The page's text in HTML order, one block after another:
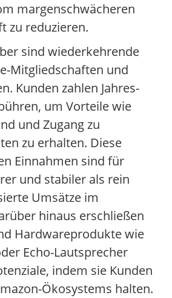
margenschwächeren
zu reduzieren.
sind wiederkehrende
Mitgliedschaften und
Kunden zahlen Jahres-
um Vorteile wie
und Zugang zu
zu erhalten. Diese
Einnahmen sind für
und stabiler als rein
Umsätze im
hinaus erschließen
Hardwareprodukte wie
Echo-Lautsprecher
indem sie Kunden
Ökosystems halten.